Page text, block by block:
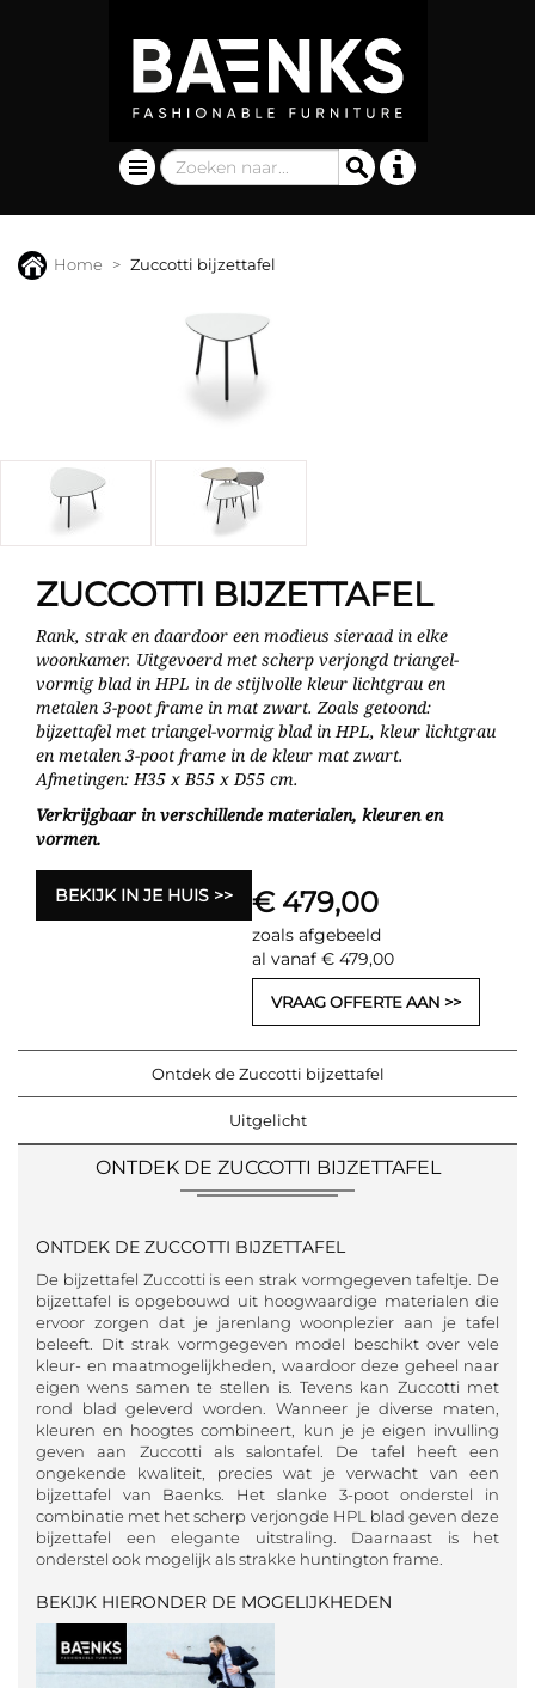
Home Zuccotti bijzettafel
ZUCCOTTI BIJZETTAFEL
Rank, strak en daardoor een modieus sieraad in elke
woonkamer. Uitgevoerd met scherp verjongd triangel-
vormig blad in HPL in de stijlvolle kleur lichtgrau en
metalen 3-poot frame in mat zwart. Zoals getoond:
bijzettafel met triangel-vormig blad in HPL, kleur lichtgrau
en metalen 3-poot frame in de kleur mat zwart.
Afmetingen: H35 x B55 x D55 cm.
Verkrijgbaar in verschillende materialen, kleuren en
vormen.
BEKIJK IN JE HUIS € 479,00
zoals afgebeeld
al vanaf € 479,00
VRAAG OFFERTE AAN
Ontdek de Zuccotti bijzettafel
Uitgelicht
ONTDEK DE ZUCCOTTI BIJZETTAFEL
ONTDEK DE ZUCCOTTI BIJZETTAFEL
De bijzettafel Zuccotti is een strak vormgegeven tafeltje. De
bijzettafel is opgebouwd uit hoogwaardige materialen die
ervoor zorgen dat je jarenlang woonplezier aan je tafel
beleeft. Dit strak vormgegeven model beschikt over vele
kleur- en maatmogelijkheden, waardoor deze geheel naar
eigen wens samen te stellen is. Tevens kan Zuccotti met
rond blad geleverd worden. Wanneer je diverse maten,
kleuren en hoogtes combineert, kun je je eigen invulling
geven aan Zuccotti als salontafel. De tafel heeft een
ongekende kwaliteit, precies wat je verwacht van een
bijzettafel van Baenks. Het slanke 3-poot onderstel in
combinatie met het scherp verjongde HPL blad geven deze
bijzettafel een elegante uitstraling. Daarnaast is het
onderstel ook mogelijk als strakke huntington frame.
BEKIJK HIERONDER DE MOGELIJKHEDEN